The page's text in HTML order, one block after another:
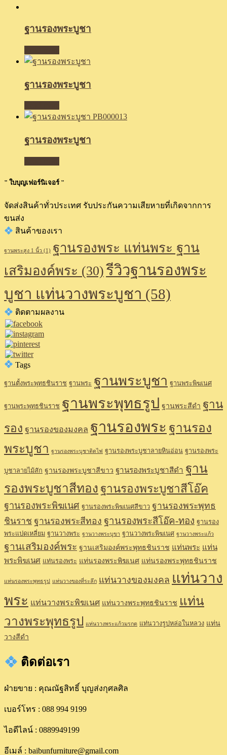
ฐานรองพระบูชา
ฐานรองพระบูชา
ฐานรองพระบูชา
" ใบบุญเฟอร์นิเจอร์ "
จัดส่งสินค้าทั่วประเทศ รับประกันความเสียหายที่เกิดจากการ
ขนส่ง
สินค้าของเรา
ฐานพระสูง 1 นิ้ว (1) ฐานรองพระ แท่นพระ ฐาน
เสริมองค์พระ (30)รีวิวฐานรองพระ
บูชา แท่นวางพระบูชา (58)
ติดตามผลงาน
Tags
ฐานตั้งพระพุทธชินราช ฐานพระ ฐานพระบูชา ฐานพระพิฆเนศ
ฐานพระพุทธชินราช ฐานพระพุทธรูป ฐานพระสีดำ ฐาน
รอง ฐานรองของมงคล ฐานรองพระ ฐานรอง
พระบูชา ฐานรองพระบูชาติดไฟ ฐานรองพระบูชาลายหินอ่อน ฐานรองพระ
บูชาลายไม้สัก ฐานรองพระบูชาสีขาว ฐานรองพระบูชาสีดำ ฐาน
รองพระบูชาสีทอง ฐานรองพระบูชาสีโอ๊ค
ฐานรองพระพิฆเนศ ฐานรองพระพิฆเนศสีขาว ฐานรองพระพุทธ
ชินราช ฐานรองพระสีทอง ฐานรองพระสีโอ๊ค-ทอง ฐานรอง
พระแปดเหลี่ยม ฐานวางพระ ฐานวางพระบูขา ฐานวางพระพิฆเนศ ฐานวางพระแก้ว
ฐานเสริมองค์พระ ฐานเสริมองค์พระพุทธชินราช แท่นพระ แท่น
พระพิฆเนศ แท่นรองพระ แท่นรองพระพิฆเนศ แท่นรองพระพุทธชินราช
แท่นรองพระพุทธรูป แท่นวางของที่ระลึก แท่นวางของมงคล แท่นวาง
พระ แท่นวางพระพิฆเนศ แท่นวางพระพุทธชินราช แท่น
วางพระพุทธรูป แท่นวางพระแก้วมรกต แท่นวางรูปหล่อในหลวง แท่น
วางสีดำ
ติดต่อเรา
ฝ่ายขาย : คุณณัฐสิทธิ์ บุญส่งกุศลศิล
เบอร์โทร : 088 994 9199
ไอดีไลน์ : 0889949199
อีเมล์ : baibunfurniture@gmail.com